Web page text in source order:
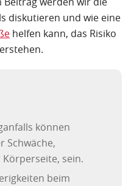
diskutieren und wie eine
helfen kann, das Risiko
können
Schwäche,
sein.
beim